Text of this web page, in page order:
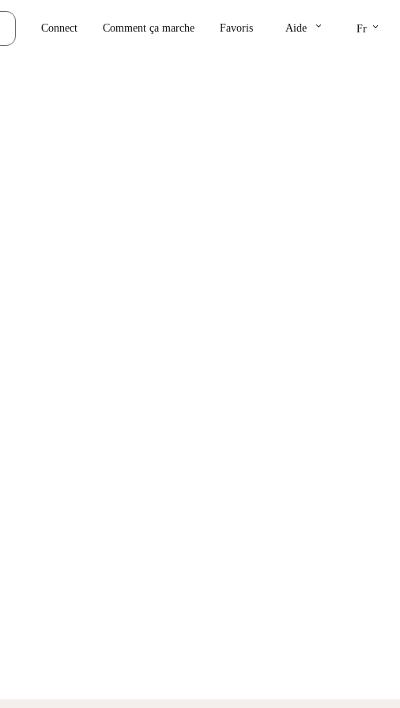
Connect Comment ça marche Favoris Aide keyboard_arrow_down Fr keyboard_arrow_down